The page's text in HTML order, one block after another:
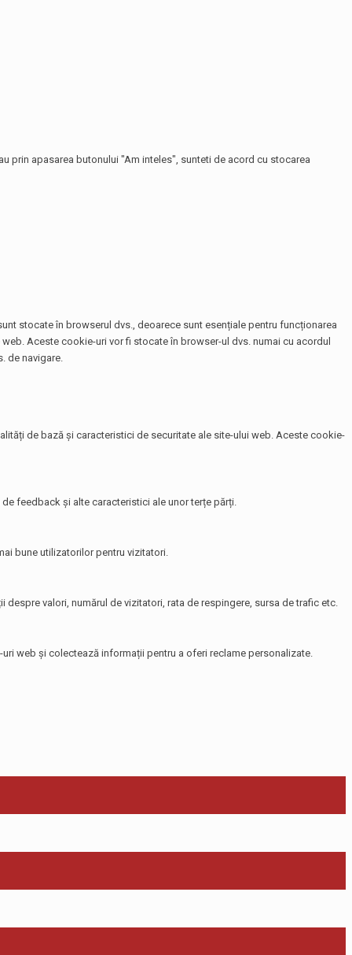
prin apasarea butonului "Am inteles", sunteti de acord cu stocarea
stocate în browserul dvs., deoarece sunt esențiale pentru funcționarea
Aceste cookie-uri vor fi stocate în browser-ul dvs. numai cu acordul
de navigare.
de bază și caracteristici de securitate ale site-ului web. Aceste cookie-
feedback și alte caracteristici ale unor terțe părți.
bune utilizatorilor pentru vizitatori.
valori, numărul de vizitatori, rata de respingere, sursa de trafic etc.
web și colectează informații pentru a oferi reclame personalizate.